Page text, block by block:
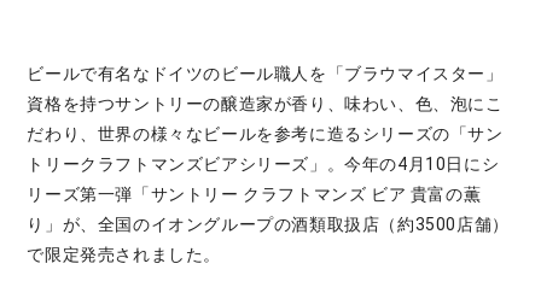
ビールで有名なドイツのビール職人を「ブラウマイスター」
資格を持つサントリーの醸造家が香り、味わい、色、泡にこ
だわり、世界の様々なビールを参考に造るシリーズの「サン
トリークラフトマンズビアシリーズ」。今年の4月10日にシ
リーズ第一弾「サントリー クラフトマンズ ビア 貴富の薫
り」が、全国のイオングループの酒類取扱店（約3500店舗）
で限定発売されました。